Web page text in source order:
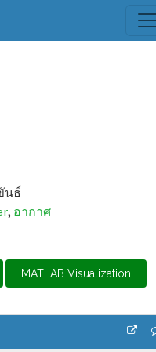
นธ์
, อากาศ
MATLAB Visualization